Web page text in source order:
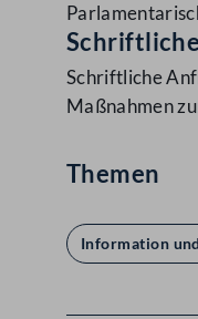
Schriftliche
Maßnahmen
Themen
Information